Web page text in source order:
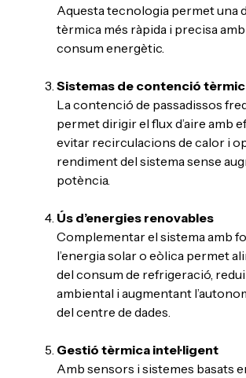
Aquesta tecnologia permet una
tèrmica més ràpida i precisa
consum energètic.
Sistemas de contenció
La contenció de passadissos
permet dirigir el flux d’aire amb
evitar recirculacions de calor i
rendiment del sistema sense
potència.
Ús d’energies renovables
Complementar el sistema amb
l’energia solar o eòlica permet
del consum de refrigeració,
ambiental i augmentant
del centre de dades.
Gestió tèrmica intel·ligent
Amb sensors i sistemes basats